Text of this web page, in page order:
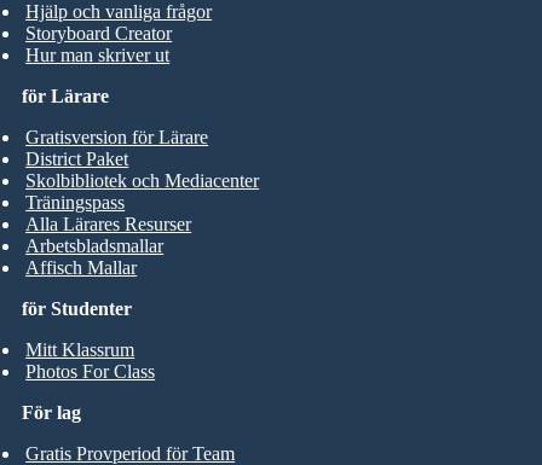
Hjälp och vanliga frågor
Storyboard Creator
Hur man skriver ut
för Studenter
Mitt Klassrum
Photos For Class
för Lärare
Gratisversion för Lärare
District Paket
Skolbibliotek och Mediacenter
Träningspass
Alla Lärares Resurser
Arbetsbladsmallar
Affisch Mallar
För lag
Gratis Provperiod för Team